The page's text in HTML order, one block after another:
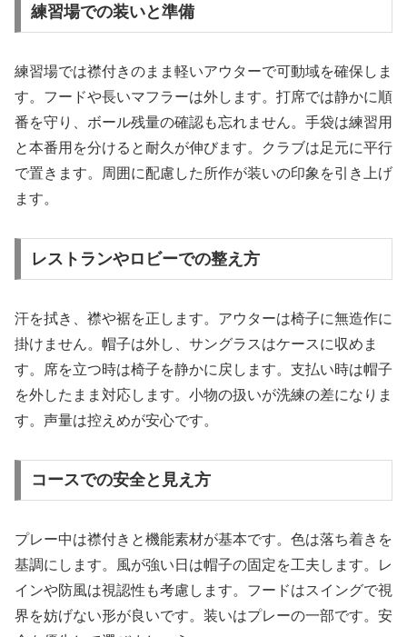
練習場での装いと準備
練習場では襟付きのまま軽いアウターで可動域を確保しま
す。フードや長いマフラーは外します。打席では静かに順
番を守り、ボール残量の確認も忘れません。手袋は練習用
と本番用を分けると耐久が伸びます。クラブは足元に平行
で置きます。周囲に配慮した所作が装いの印象を引き上げ
ます。
レストランやロビーでの整え方
汗を拭き、襟や裾を正します。アウターは椅子に無造作に
掛けません。帽子は外し、サングラスはケースに収めま
す。席を立つ時は椅子を静かに戻します。支払い時は帽子
を外したまま対応します。小物の扱いが洗練の差になりま
す。声量は控えめが安心です。
コースでの安全と見え方
プレー中は襟付きと機能素材が基本です。色は落ち着きを
基調にします。風が強い日は帽子の固定を工夫します。レ
インや防風は視認性も考慮します。フードはスイングで視
界を妨げない形が良いです。装いはプレーの一部です。安